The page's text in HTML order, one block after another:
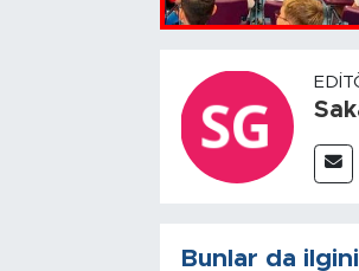
Bunlar da